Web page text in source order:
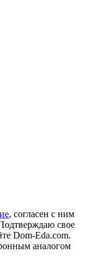
, согласен с ним
свое
Dom-Eda.com.
аналогом